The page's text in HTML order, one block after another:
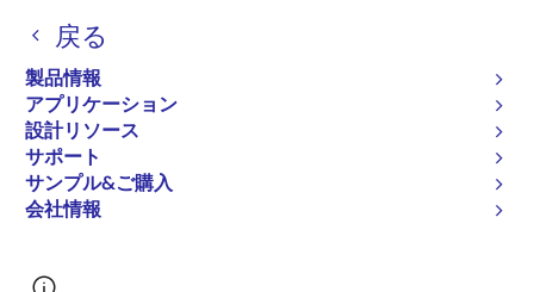
戻る
製品情報
アプリケーション
設計リソース
サポート
サンプル&ご購入
会社情報
く
ず
R1QDA7218ABB-20IA0
72-Mbit QDR™II+ SRAM 4-word Burst
Datasheet
R1QDA7218ABB-20I に関するすべての情報